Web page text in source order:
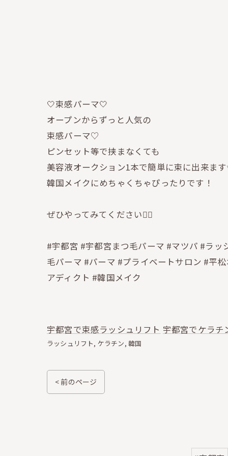
🤍束感パーマ🤍
オープンからずっと人気の
束感パーマ♡
ピンセット等で挟まなくても
美容液オークション1本で簡単に束に出来ます
韓国メイクにめちゃくちゃぴったりです！
ぜひやってみてください🙋‍♀️
#宇都宮 #宇都宮まつ毛パーマ #マツパ #ラ
毛パーマ #パーマ #プライベートサロン #平
アディクト #韓国メイク
宇都宮で束感ラッシュリフト 宇都宮でケラチ
ラッシュリフト ケラチン 韓国
< 前のページ